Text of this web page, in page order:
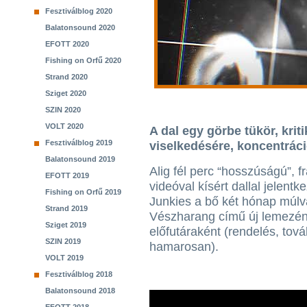
Fesztiválblog 2020
Balatonsound 2020
EFOTT 2020
Fishing on Orfű 2020
Strand 2020
Sziget 2020
SZIN 2020
VOLT 2020
Fesztiválblog 2019
Balatonsound 2019
EFOTT 2019
Fishing on Orfű 2019
Strand 2019
Sziget 2019
SZIN 2019
VOLT 2019
Fesztiválblog 2018
Balatonsound 2018
A dal egy görbe tükör,
viselkedésére,
Alig fél perc “hosszúságú”,
videóval kísért dallal
Junkies a bő két hónap
Vészharang című új
előfutáraként (rendelés,
hamarosan).